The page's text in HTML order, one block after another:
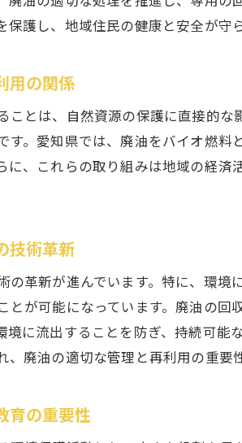
回収スケジュー
廃油回収のコス
廃油回収による
バイオ燃料への転換
廃油からのバイ
バイオ燃料によ
持続可能な未来を築
環境意識を高
護し、地域住民の健康と安全が守
用の関係
とは、自然資源の保護に直接的
す。愛知県では、廃油をバイオ燃
に、これらの取り組みは地域の経
技術革新
の革新が進んでいます。特に、環
とが可能になっています。廃油の
境に流出することを防ぎ、持続可
廃油の適切な管理と再利用の重要
育の重要性